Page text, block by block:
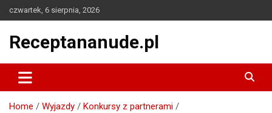
to
czwartek, 6 sierpnia, 2026
Receptananude.pl
Home Wyjazdy
Konkursy z partnerami